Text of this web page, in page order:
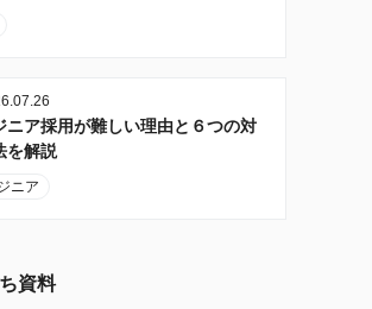
ニア採用が難しい理由と６つの対
を解説
ニア
資料